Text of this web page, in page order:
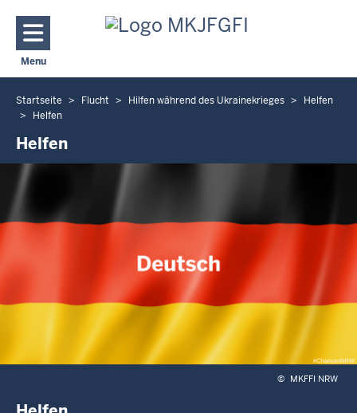
Direkt zum Inhalt
Menu
Navigation aktivieren/deaktivieren: Hauptmenü
Sie
befinden
sich
hier
Startseite Flucht Hilfen während des Ukrainekrieges
Helfen
Helfen
Helfen
© MKFFI NRW